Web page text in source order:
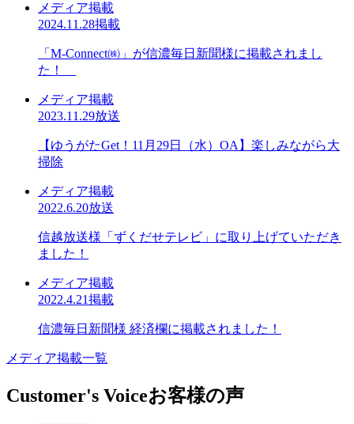
メディア掲載
2024.11.28掲載
「M-Connect㈱」が信濃毎日新聞様に掲載されまし
た！
メディア掲載
2023.11.29放送
【ゆうがたGet！11月29日（水）OA】楽しみながら大
掃除
メディア掲載
2022.6.20放送
信越放送様「ずくだせテレビ」に取り上げていただき
ました！
メディア掲載
2022.4.21掲載
信濃毎日新聞様 経済欄に掲載されました！
メディア掲載一覧
Customer's Voiceお客様の声